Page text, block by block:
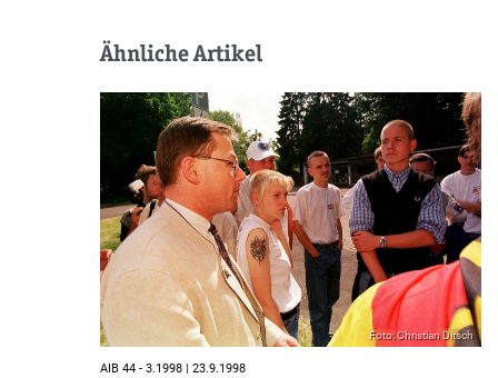
Ähnliche Artikel
Foto: Christian Ditsch
AIB 44 - 3.1998 | 23.9.1998